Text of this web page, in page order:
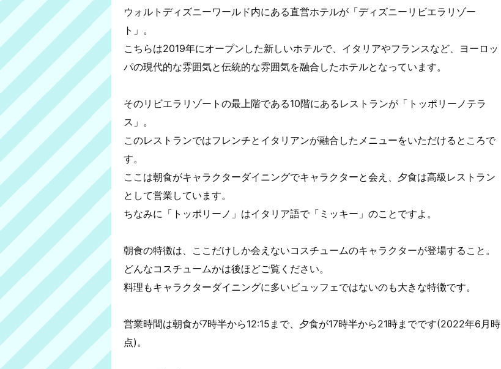
ウォルトディズニーワールド内にある直営ホテルが「ディズニーリビエラリゾー
ト」。
こちらは2019年にオープンした新しいホテルで、イタリアやフランスなど、ヨーロッ
パの現代的な雰囲気と伝統的な雰囲気を融合したホテルとなっています。
そのリビエラリゾートの最上階である10階にあるレストランが「トッポリーノテラ
ス」。
このレストランではフレンチとイタリアンが融合したメニューをいただけるところで
す。
ここは朝食がキャラクターダイニングでキャラクターと会え、夕食は高級レストラン
として営業しています。
ちなみに「トッポリーノ」はイタリア語で「ミッキー」のことですよ。
朝食の特徴は、ここだけしか会えないコスチュームのキャラクターが登場すること。
どんなコスチュームかは後ほどご覧ください。
料理もキャラクターダイニングに多いビュッフェではないのも大きな特徴です。
営業時間は朝食が7時半から12:15まで、夕食が17時半から21時までです(2022年6月時
点)。